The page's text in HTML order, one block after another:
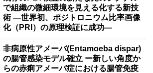
で組織の微細環境を見える化する新技
術 ―世界初、ポジトロニウム比率画像
化（PRI）の原理検証に成功―
非病原性アメーバ(Entamoeba dispar)
の腸管感染モデル確立 ー新しい角度か
らの赤痢アメーバ症における腸管免疫